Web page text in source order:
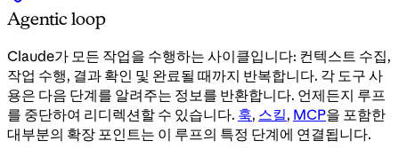
Agentic loop
Claude가 모든 작업을 수행하는 사이클입니다: 컨텍스트 수집,
작업 수행, 결과 확인 및 완료될 때까지 반복합니다. 각 도구 사
용은 다음 단계를 알려주는 정보를 반환합니다. 언제든지 루프
를 중단하여 리디렉션할 수 있습니다. 훅, 스킬, MCP을 포함한
대부분의 확장 포인트는 이 루프의 특정 단계에 연결됩니다.